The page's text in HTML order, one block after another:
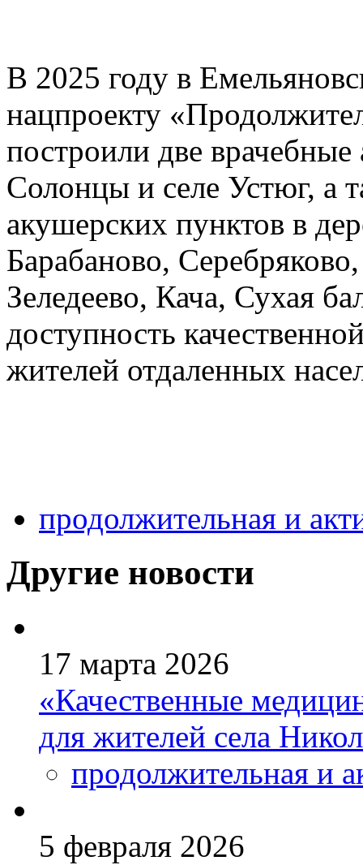
В 2025 году в
нацпроекту
построили две врачебные
Солонцы и селе Устюг, а
акушерских пунктов в
Барабаново,
Зеледеево, Кача, Сухая
доступность
жителей отдаленных
продолжительная и
Другие новости
17 марта 2026
«Качественные
для жителей села
продолжительная и
5 февраля 2026